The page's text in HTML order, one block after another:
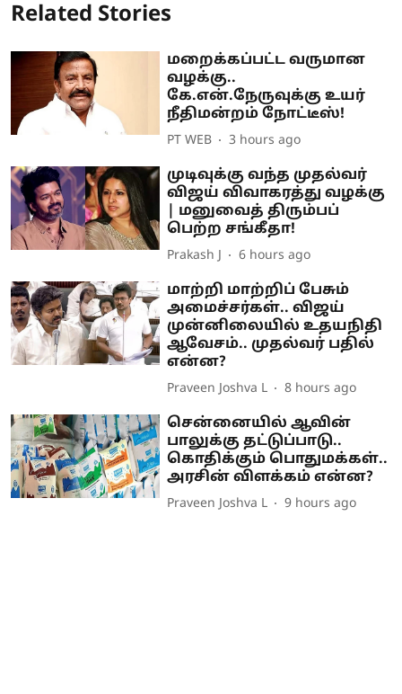
Related Stories
மறைக்கப்பட்ட வருமான
வழக்கு..
கே.என்.நேருவுக்கு உயர்
நீதிமன்றம் நோட்டீஸ்!
PT WEB 3 hours ago
முடிவுக்கு வந்த முதல்வர்
விஜய் விவாகரத்து வழக்கு
| மனுவைத் திரும்பப்
பெற்ற சங்கீதா!
Prakash J 6 hours ago
மாற்றி மாற்றிப் பேசும்
அமைச்சர்கள்.. விஜய்
முன்னிலையில் உதயநிதி
ஆவேசம்.. முதல்வர் பதில்
என்ன?
Praveen Joshva L 8 hours ago
சென்னையில் ஆவின்
பாலுக்கு தட்டுப்பாடு..
கொதிக்கும் பொதுமக்கள்..
அரசின் விளக்கம் என்ன?
Praveen Joshva L 9 hours ago